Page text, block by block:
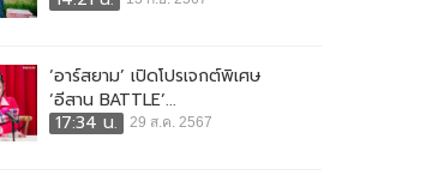
‘อาร์สยาม’ เปิดโปรเจกต์พิเศษ
‘อีสาน BATTLE’...
17:34 น.
29 ส.ค. 2567